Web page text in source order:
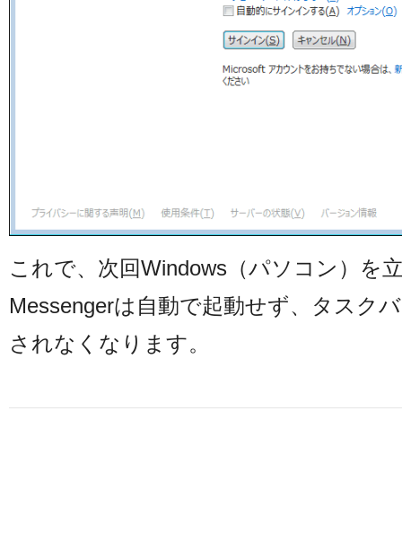
これで、次回Windows（パソコン）を
Messengerは自動で起動せず、タスク
されなくなります。